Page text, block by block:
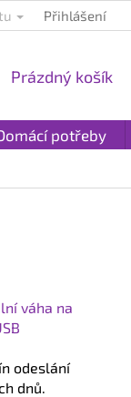
REKLAMACE
Přihlášení
NÁKUPNÍ
Prázdný košík
potřeby
váha na
odeslání
dnů.